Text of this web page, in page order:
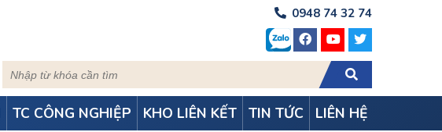
0948 74 32 74
TC CÔNG NGHIỆP KHO LIÊN KẾT TIN TỨC LIÊN HỆ